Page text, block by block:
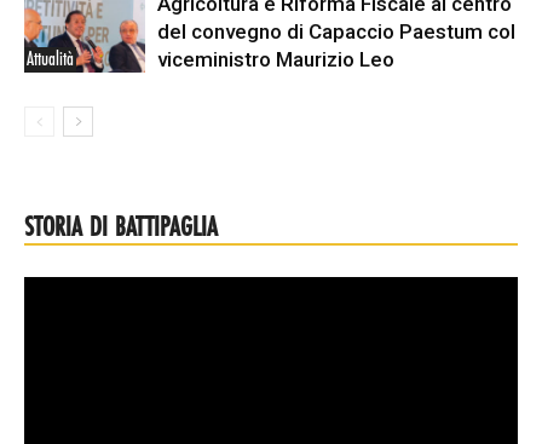
Attualità
del convegno di Capaccio Paestum col
viceministro Maurizio Leo
STORIA DI BATTIPAGLIA